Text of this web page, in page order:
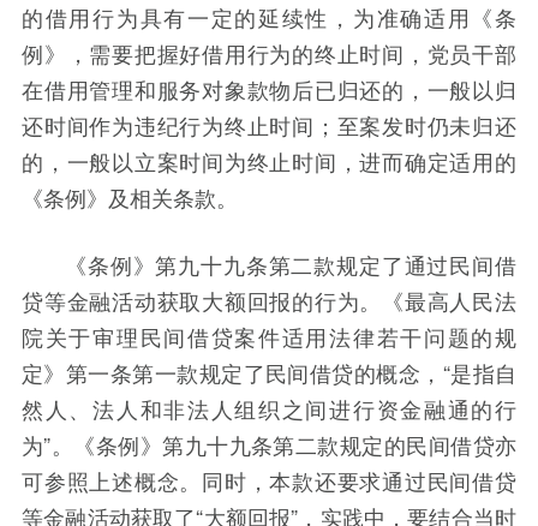
的借用行为具有一定的延续性，为准确适用《条
例》，需要把握好借用行为的终止时间，党员干部
在借用管理和服务对象款物后已归还的，一般以归
还时间作为违纪行为终止时间；至案发时仍未归还
的，一般以立案时间为终止时间，进而确定适用的
《条例》及相关条款。
《条例》第九十九条第二款规定了通过民间借
贷等金融活动获取大额回报的行为。《最高人民法
院关于审理民间借贷案件适用法律若干问题的规
定》第一条第一款规定了民间借贷的概念，“是指自
然人、法人和非法人组织之间进行资金融通的行
为”。《条例》第九十九条第二款规定的民间借贷亦
可参照上述概念。同时，本款还要求通过民间借贷
等金融活动获取了“大额回报”，实践中，要结合当时